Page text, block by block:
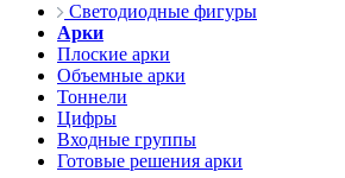
Светодиодные фигуры
Арки
Плоские арки
Объемные арки
Тоннели
Цифры
Входные группы
Готовые решения арки